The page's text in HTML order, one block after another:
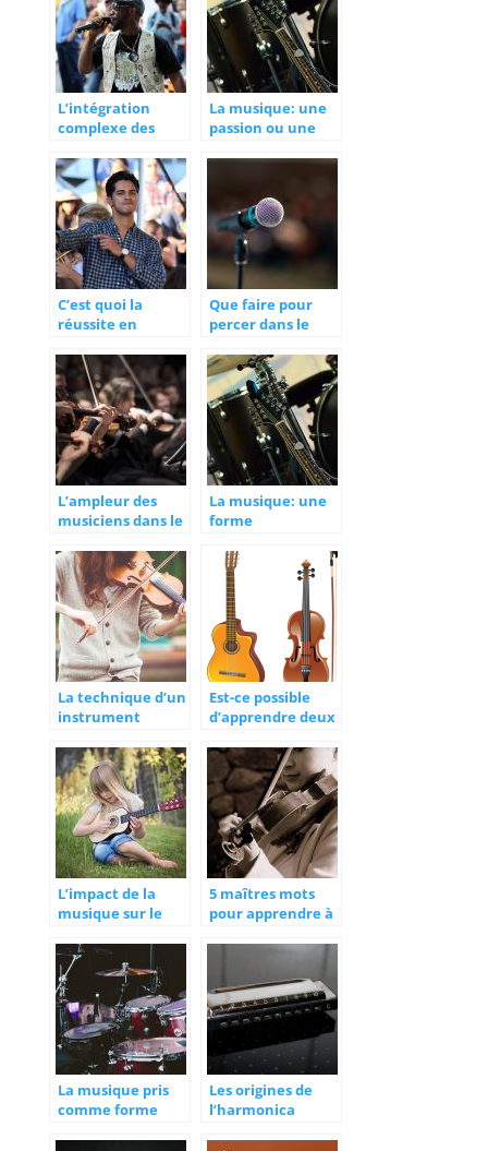
sociétales
L’intégration
complexe des
en Europe
La musique: une
passion ou une
C’est quoi la
réussite en
Que faire pour
percer dans le
musique ?
L’ampleur des
musiciens dans le
La musique: une
forme
artistique
La technique d’un
instrument
avec le temps?
Est-ce possible
d’apprendre deux
musique d’un
coup?
L’impact de la
musique sur le
des enfants
5 maîtres mots
pour apprendre à
La musique pris
comme forme
Les origines de
l’harmonica